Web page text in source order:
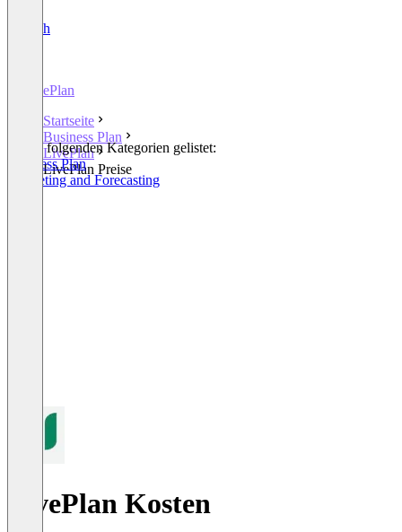
English
LivePlan
Startseite
Business Plan
LivePlan
LivePlan Preise
In den folgenden Kategorien gelistet:
Business Plan
Budgeting and Forecasting
LivePlan Kosten